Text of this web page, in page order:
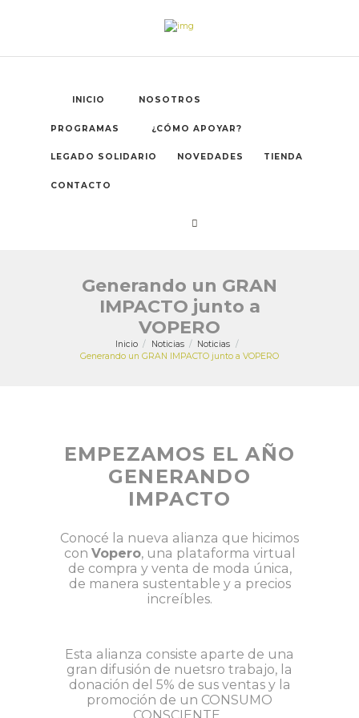
INICIO NOSOTROS
PROGRAMAS ¿CÓMO APOYAR?
LEGADO SOLIDARIO NOVEDADES TIENDA
CONTACTO
Generando un GRAN
IMPACTO junto a
VOPERO
Inicio Noticias
Noticias
Generando un GRAN IMPACTO junto a VOPERO
EMPEZAMOS EL AÑO
GENERANDO
IMPACTO
Conocé la nueva alianza que hicimos
con Vopero, una plataforma virtual
de compra y venta de moda única,
de manera sustentable y a precios
increíbles.
Esta alianza consiste aparte de una
gran difusión de nuetsro trabajo, la
donación del 5% de sus ventas y la
promoción de un CONSUMO